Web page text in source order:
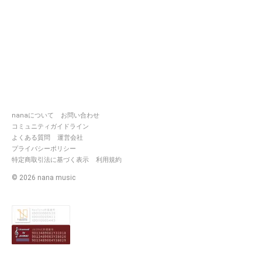
nanaについて
お問い合わせ
コミュニティガイドライン
よくある質問
運営会社
プライバシーポリシー
特定商取引法に基づく表示
利用規約
© 2026 nana music